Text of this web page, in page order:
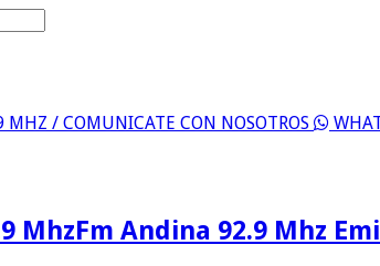
/ COMUNICATE CON NOSOTROS
Fm Andina 92.9 Mhz